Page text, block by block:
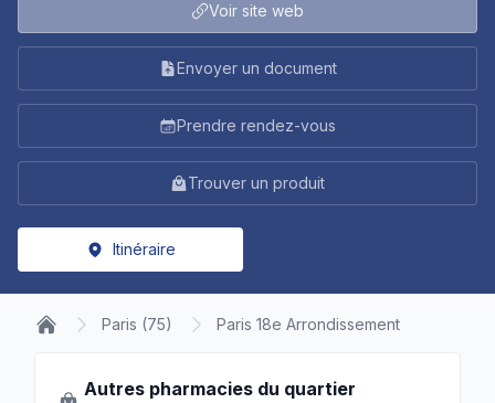
Voir site web
Envoyer un document
Prendre rendez-vous
Trouver un produit
Itinéraire
Paris (75) Paris 18e Arrondissement
Autres pharmacies du quartier